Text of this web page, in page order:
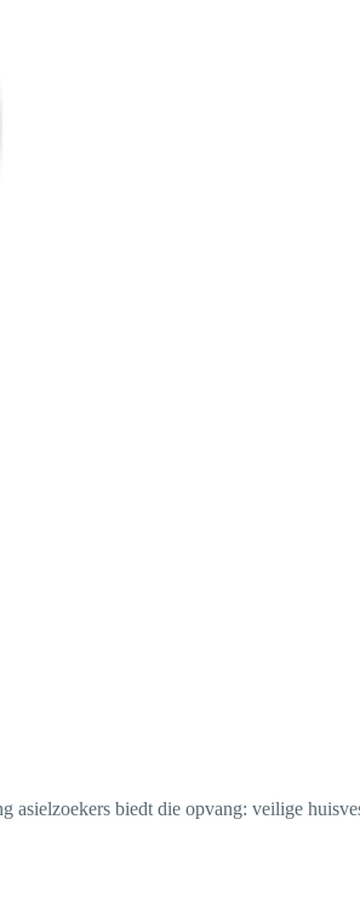
biedt die opvang: veilige